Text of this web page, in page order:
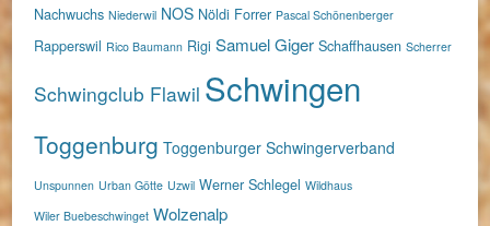
Nachwuchs Niederwil NOS Nöldi Forrer Pascal Schönenberger
Rapperswil Rico Baumann Rigi Samuel Giger Schaffhausen Scherrer
Schwingclub Flawil Schwingen
Toggenburg Toggenburger Schwingerverband
Unspunnen Urban Götte Uzwil Werner Schlegel Wildhaus
Wiler Buebeschwinget Wolzenalp